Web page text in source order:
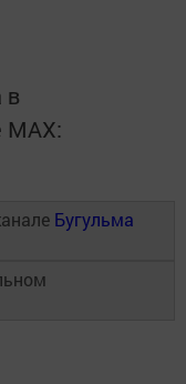
в
MАХ:
Бугульма